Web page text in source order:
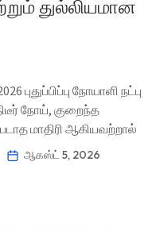
துல்லியமான
நோயாளி நட்பு
நோய், குறைந்த
மாதிரி ஆகியவற்றால்
அளவில் மாறக்கூடும்.
உண்மையான ஜிங்க்
analytic) பிழைச்
ஆகஸ்ட் 5, 2026